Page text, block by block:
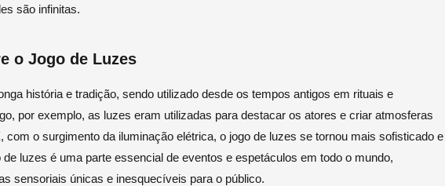
são infinitas.
o Jogo de Luzes
história e tradição, sendo utilizado desde os tempos antigos em rituais e
por exemplo, as luzes eram utilizadas para destacar os atores e criar atmosferas
com o surgimento da iluminação elétrica, o jogo de luzes se tornou mais sofisticado e
luzes é uma parte essencial de eventos e espetáculos em todo o mundo,
sensoriais únicas e inesquecíveis para o público.